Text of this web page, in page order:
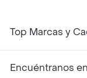
Top Marcas y
Encuéntranos